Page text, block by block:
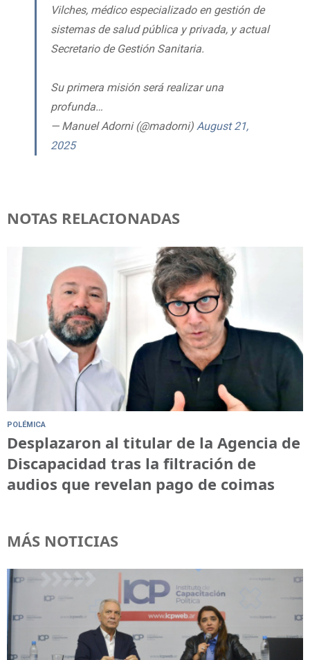
Vilches, médico especializado en gestión de
sistemas de salud pública y privada, y actual
Secretario de Gestión Sanitaria.
Su primera misión será realizar una
profunda…
— Manuel Adorni (@madorni) August 21,
2025
NOTAS RELACIONADAS
POLÉMICA
Desplazaron al titular de la Agencia de
Discapacidad tras la filtración de
audios que revelan pago de coimas
MÁS NOTICIAS